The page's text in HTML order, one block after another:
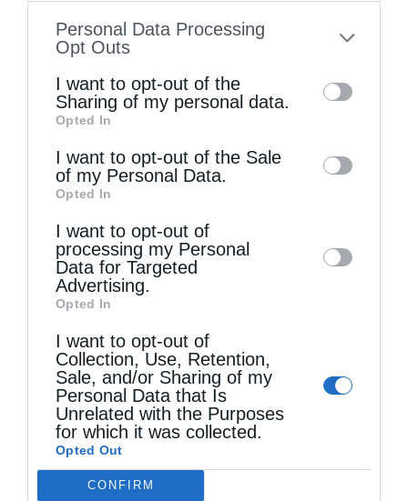
to your opt-out. You may separately opt-out
information by third parties on the IAB’s list
of downstream participants. This
information may also be disclosed by us to
third parties on theIAB’s List of
Downstream Participants
disclose it to other third parties.
Personal Data Processing
Opt Outs
I want to opt-out of the
Sharing of my personal data.
Opted In
I want to opt-out of the Sale
of my Personal Data.
Opted In
I want to opt-out of
processing my Personal
Data for Targeted
Advertising.
Opted In
I want to opt-out of
Collection, Use, Retention,
Sale, and/or Sharing of my
Personal Data that Is
Unrelated with the Purposes
for which it was collected.
Opted Out
CONFIRM
Τελευταία άρθρα
Ελληνικός Ερυθρός Σταυρός: Τι πρέπει να
περιέχει ένα φαρμακείο διακοπών
Η πανήγυρις της Μεταμορφώσεως του Σωτήρος
στη Θεσσαλονίκη
Όταν είσαι ευλαβής